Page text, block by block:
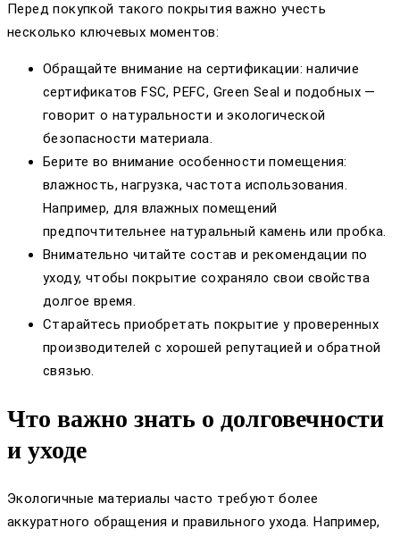
Перед покупкой такого покрытия важно учесть
несколько ключевых моментов:
Обращайте внимание на сертификации: наличие
сертификатов FSC, PEFC, Green Seal и подобных —
говорит о натуральности и экологической
безопасности материала.
Берите во внимание особенности помещения:
влажность, нагрузка, частота использования.
Например, для влажных помещений
предпочтительнее натуральный камень или пробка.
Внимательно читайте состав и рекомендации по
уходу, чтобы покрытие сохраняло свои свойства
долгое время.
Старайтесь приобретать покрытие у проверенных
производителей с хорошей репутацией и обратной
связью.
Что важно знать о долговечности
и уходе
Экологичные материалы часто требуют более
аккуратного обращения и правильного ухода. Например,